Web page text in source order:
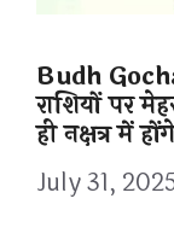
Budh
राशियों पर
ही नक्षत्र में
July 31,